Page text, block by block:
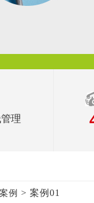
理
例 > 案例01